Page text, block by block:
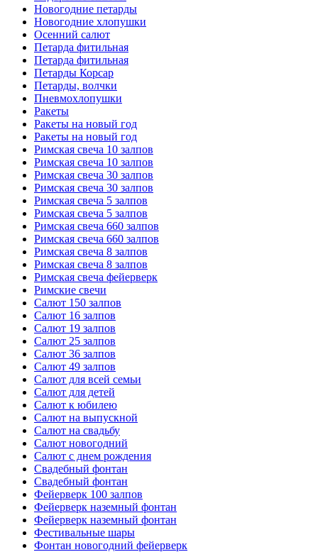
Новогодние петарды
Новогодние хлопушки
Осенний салют
Петарда фитильная
Петарда фитильная
Петарды Корсар
Петарды, волчки
Пневмохлопушки
Ракеты
Ракеты на новый год
Ракеты на новый год
Римская свеча 10 залпов
Римская свеча 10 залпов
Римская свеча 30 залпов
Римская свеча 30 залпов
Римская свеча 5 залпов
Римская свеча 5 залпов
Римская свеча 660 залпов
Римская свеча 660 залпов
Римская свеча 8 залпов
Римская свеча 8 залпов
Римская свеча фейерверк
Римские свечи
Салют 150 залпов
Салют 16 залпов
Салют 19 залпов
Салют 25 залпов
Салют 36 залпов
Салют 49 залпов
Салют для всей семьи
Салют для детей
Салют к юбилею
Салют на выпускной
Салют на свадьбу
Салют новогодний
Салют с днем рождения
Свадебный фонтан
Свадебный фонтан
Фейерверк 100 залпов
Фейерверк наземный фонтан
Фейерверк наземный фонтан
Фестивальные шары
Фонтан новогодний фейерверк